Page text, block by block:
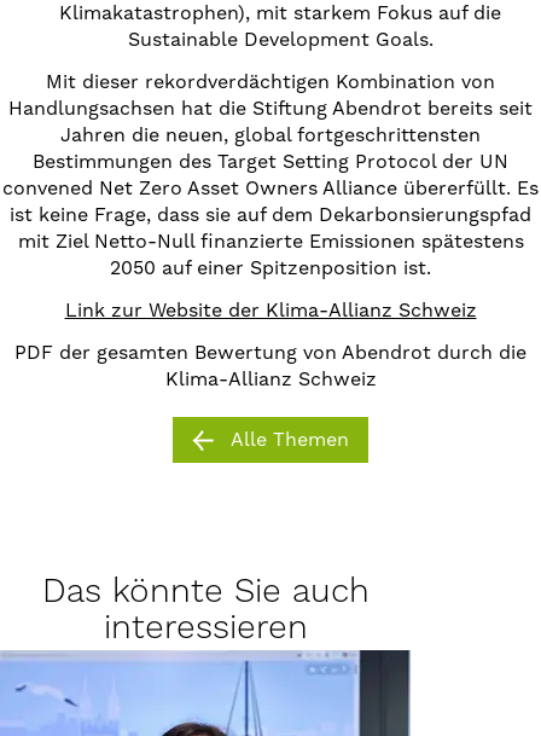
Klimakatastrophen), mit starkem Fokus auf die
Sustainable Development Goals.
Mit dieser rekordverdächtigen Kombination von
Handlungsachsen hat die Stiftung Abendrot bereits seit
Jahren die neuen, global fortgeschrittensten
Bestimmungen des Target Setting Protocol der UN
convened Net Zero Asset Owners Alliance übererfüllt. Es
ist keine Frage, dass sie auf dem Dekarbonsierungspfad
mit Ziel Netto-Null finanzierte Emissionen spätestens
2050 auf einer Spitzenposition ist.
Link zur Website der Klima-Allianz Schweiz
PDF der gesamten Bewertung von Abendrot durch die
Klima-Allianz Schweiz
Alle Themen
Das könnte Sie auch
interessieren